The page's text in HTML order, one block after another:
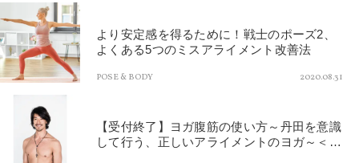
より安定感を得るために！戦士のポーズ2、
よくある5つのミスアライメント改善法
POSE & BODY 2020.08.31
【受付終了】ヨガ腹筋の使い方～丹田を意識
して行う、正しいアライメントのヨガ～＜柳